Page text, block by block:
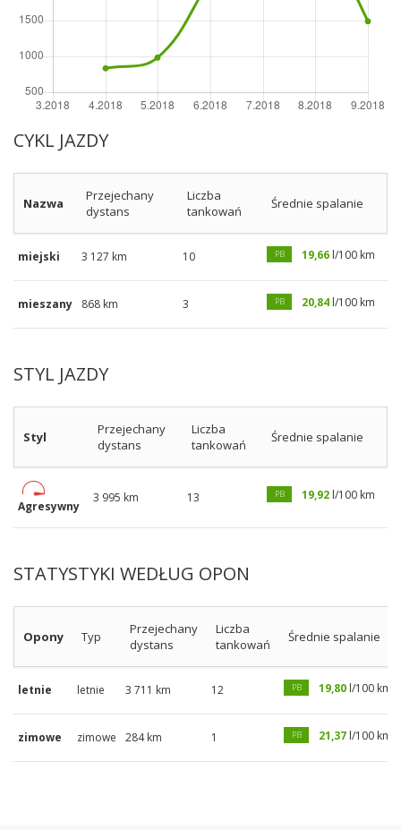
CYKL JAZDY
Nazwa
Przejechany
dystans
Liczba
tankowań
Średnie spalanie
miejski 3 127 km 10 PB 19,66 l/100 km
mieszany 868 km 3 PB 20,84 l/100 km
STYL JAZDY
Styl
Przejechany
dystans
Liczba
tankowań
Średnie spalanie
Agresywny
3 995 km 13 PB 19,92 l/100 km
STATYSTYKI WEDŁUG OPON
Opony Typ
Przejechany
dystans
Liczba
tankowań
Średnie spalanie
letnie letnie 3 711 km 12 PB 19,80 l/100 km
zimowe zimowe 284 km 1 PB 21,37 l/100 km